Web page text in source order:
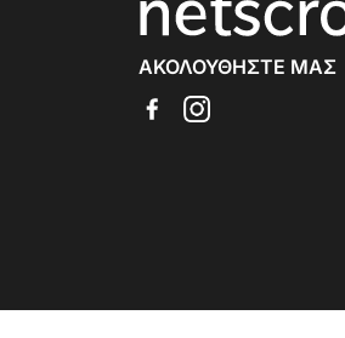
ΑΚΟΛΟΥΘΉΣΤΕ ΜΑΣ